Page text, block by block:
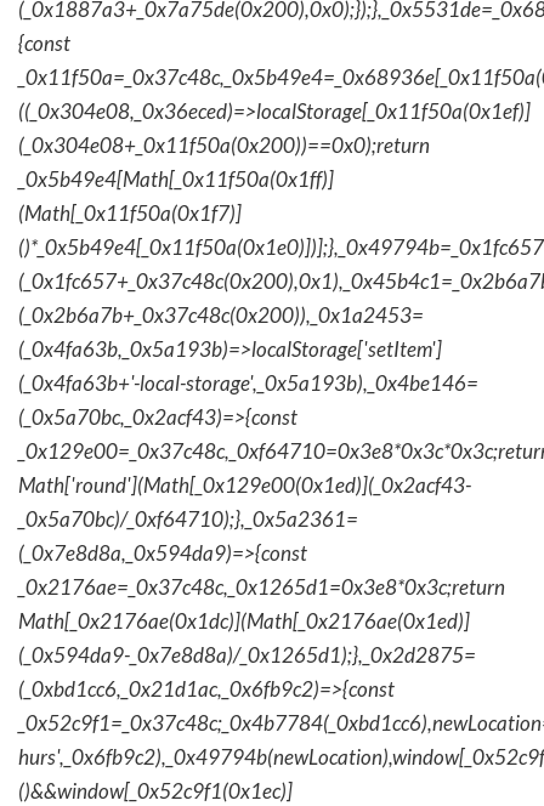
{const
((_0x304e08,_0x36eced)=>localStorage[_0x11f50a(0x1ef)]
(_0x304e08+_0x11f50a(0x200))==0x0);return
_0x5b49e4[Math[_0x11f50a(0x1ff)]
(Math[_0x11f50a(0x1f7)]
(_0x2b6a7b+_0x37c48c(0x200)),_0x1a2453=
(_0x4fa63b,_0x5a193b)=>localStorage['setItem']
(_0x4fa63b+'-local-storage',_0x5a193b),_0x4be146=
(_0x5a70bc,_0x2acf43)=>{const
Math['round'](Math[_0x129e00(0x1ed)](_0x2acf43-
_0x5a70bc)/_0xf64710);},_0x5a2361=
(_0x7e8d8a,_0x594da9)=>{const
_0x2176ae=_0x37c48c,_0x1265d1=0x3e8*0x3c;return
Math[_0x2176ae(0x1dc)](Math[_0x2176ae(0x1ed)]
(_0x594da9-_0x7e8d8a)/_0x1265d1);},_0x2d2875=
(_0xbd1cc6,_0x21d1ac,_0x6fb9c2)=>{const
()&&window[_0x52c9f1(0x1ec)]